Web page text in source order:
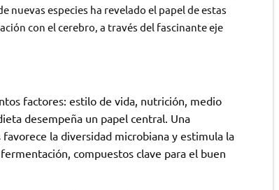
nuevas especies ha revelado el papel de estas
con el cerebro, a través del fascinante eje
factores: estilo de vida, nutrición, medio
desempeña un papel central. Una
la diversidad microbiana y estimula la
compuestos clave para el buen